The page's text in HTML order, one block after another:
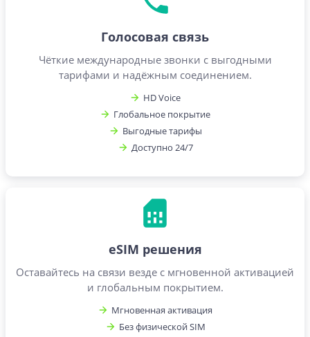
Голосовая связь
Чёткие международные звонки с выгодными
тарифами и надёжным соединением.
HD Voice
Глобальное покрытие
Выгодные тарифы
Доступно 24/7
eSIM решения
Оставайтесь на связи везде с мгновенной активацией
и глобальным покрытием.
Мгновенная активация
Без физической SIM